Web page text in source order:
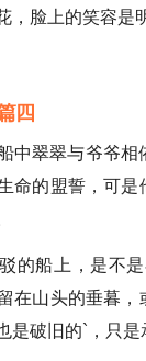
，脸上的笑容
四
中翠翠与爷爷
命的盟誓，可
的船上，是不
在山头的垂暮
是破旧的`，只